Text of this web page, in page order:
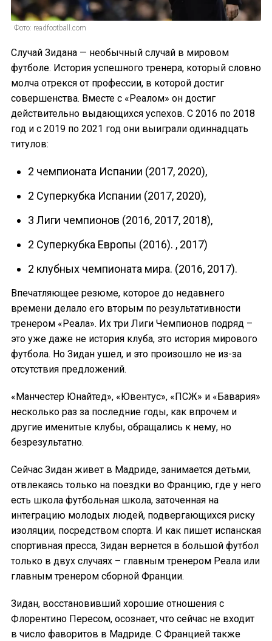
Фото: readfootball.com
Случай Зидана — необычный случай в мировом
футболе. История успешного тренера, который словно
молча отрекся от профессии, в которой достиг
совершенства. Вместе с «Реалом» он достиг
действительно выдающихся успехов. С 2016 по 2018
год и с 2019 по 2021 год они выиграли одиннадцать
титулов:
2 чемпионата Испании (2017, 2020),
2 Суперкубка Испании (2017, 2020),
3 Лиги чемпионов (2016, 2017, 2018),
2 Суперкубка Европы (2016). , 2017)
2 клубных чемпионата мира. (2016, 2017).
Впечатляющее резюме, которое до недавнего
времени делало его вторым по результативности
тренером «Реала». Их три Лиги Чемпионов подряд –
это уже даже не история клуба, это история мирового
футбола. Но Зидан ушел, и это произошло не из-за
отсутствия предложений.
«Манчестер Юнайтед», «Ювентус», «ПСЖ» и «Бавария»
несколько раз за последние годы, как впрочем и
другие именитые клубы, обращались к нему, но
безрезультатно.
Сейчас Зидан живет в Мадриде, занимается детьми,
отвлекаясь только на поездки во Францию, где у него
есть школа футбольная школа, заточенная на
интеграцию молодых людей, подвергающихся риску
изоляции, посредством спорта. И как пишет испанская
спортивная пресса, Зидан вернется в большой футбол
только в двух случаях – главным тренером Реала или
главным тренером сборной Франции.
Зидан, восстановивший хорошие отношения с
Флорентино Пересом, осознает, что сейчас не входит
в число фаворитов в Мадриде. С Францией также